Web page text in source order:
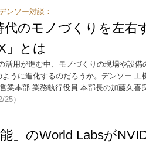
ンソー対談：
代のモノづくりを左右
」とは
活用が進む中、モノづくりの現場や設
うに進化するのだろうか。デンソー
業本部 業務執行役員 本部長の加藤久喜
25）
能」のWorld Labsが